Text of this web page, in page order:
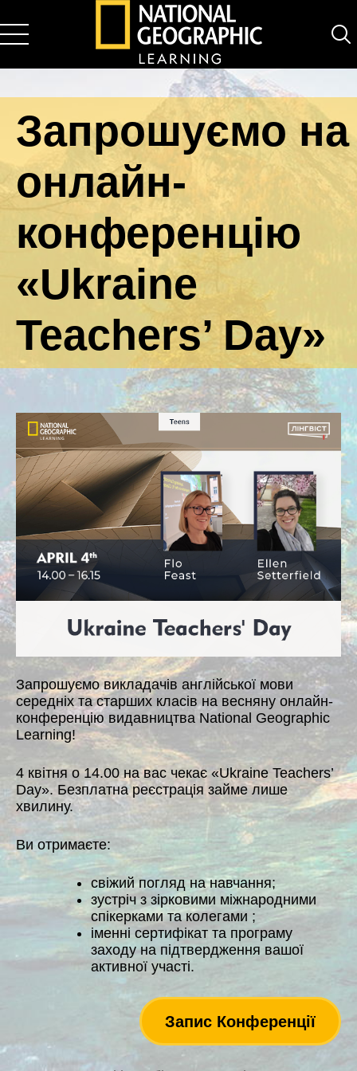
National Geographic Learning
Запрошуємо на
онлайн-
конференцію
«Ukraine
Teachers’ Day»
Запрошуємо викладачів англійської мови
середніх та старших класів на весняну онлайн-
конференцію видавництва National Geographic
Learning!
4 квітня о 14.00 на вас чекає «Ukraine Teachers’
Day». Безплатна реєстрація займе лише
хвилину.
Ви отримаєте:
свіжий погляд на навчання;
зустріч з зірковими міжнародними
спікерками та колегами ;
іменні сертифікат та програму
заходу на підтвердження вашої
активної участі.
Запис Конференції